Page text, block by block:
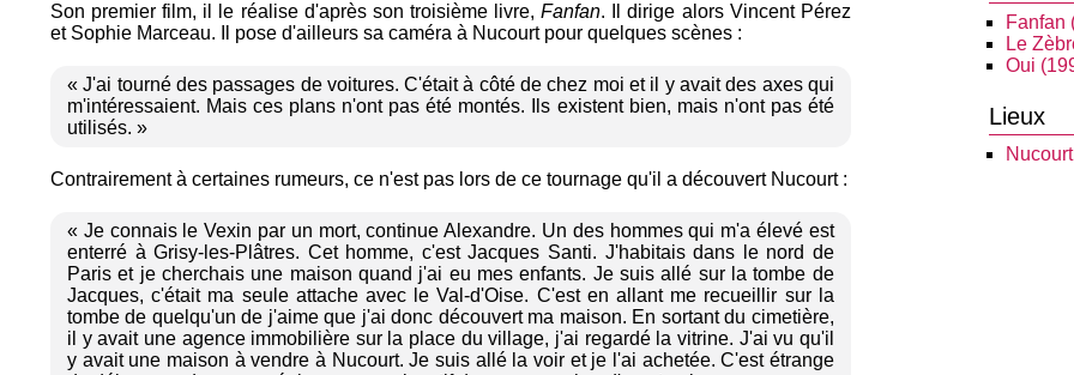
Son premier film, il le réalise d'après son troisième livre,Fanfan. Il dirige alors Vincent Pérez
et Sophie Marceau. Il pose d'ailleurs sa caméra à Nucourt pour quelques scènes :
« J'ai tourné des passages de voitures. C'était à côté de chez moi et il y avait des axes qui
m'intéressaient. Mais ces plans n'ont pas été montés. Ils existent bien, mais n'ont pas été
utilisés. »
Contrairement à certaines rumeurs, ce n'est pas lors de ce tournage qu'il a découvert Nucourt :
« Je connais le Vexin par un mort, continue Alexandre. Un des hommes qui m'a élevé est
enterré à Grisy-les-Plâtres. Cet homme, c'est Jacques Santi. J'habitais dans le nord de
Paris et je cherchais une maison quand j'ai eu mes enfants. Je suis allé sur la tombe de
Jacques, c'était ma seule attache avec le Val-d'Oise. C'est en allant me recueillir sur la
tombe de quelqu'un de j'aime que j'ai donc découvert ma maison. En sortant du cimetière,
il y avait une agence immobilière sur la place du village, j'ai regardé la vitrine. J'ai vu qu'il
y avait une maison à vendre à Nucourt. Je suis allé la voir et je l'ai achetée. C'est étrange
Fanfan
Le
Oui
Lieux
Nucourt